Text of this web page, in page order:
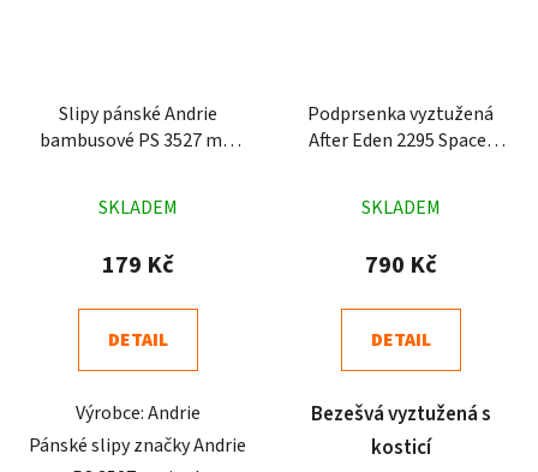
Slipy pánské Andrie
bambusové PS 3527 mix
hodnocení
produktu
5,0
z
hvězdiček.
SKLADEM
179 Kč
DETAIL
Výrobce: Andrie
Pánské slipy značky Andrie
Podprsenka vyztužená
After Eden 2295 Spacer
hodnocení
produktu
5,0
z
hvězdiček.
SKLADEM
790 Kč
DETAIL
Bezešvá vyztužená s
kosticí